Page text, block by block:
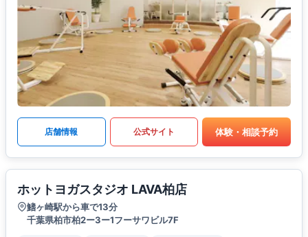
店舗情報 公式サイト 体験・相談予約
ホットヨガスタジオ LAVA柏店
鰭ヶ崎駅から車で13分
千葉県柏市柏2ー3ー1フーサワビル7F